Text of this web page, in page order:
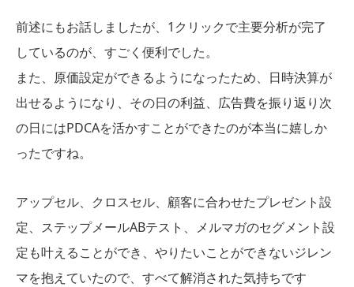
前述にもお話しましたが、1クリックで主要分析が完了
しているのが、すごく便利でした。
また、原価設定ができるようになったため、日時決算が
出せるようになり、その日の利益、広告費を振り返り次
の日にはPDCAを活かすことができたのが本当に嬉しか
ったですね。
アップセル、クロスセル、顧客に合わせたプレゼント設
定、ステップメールABテスト、メルマガのセグメント設
定も叶えることができ、やりたいことができないジレン
マを抱えていたので、すべて解消された気持ちです